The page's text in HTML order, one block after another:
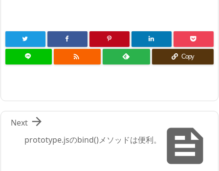
 Copy

prototype.jsのbind()メソッドは便利。

Next